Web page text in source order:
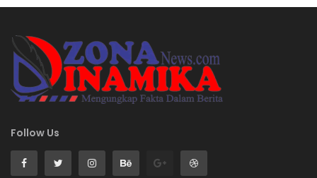
Follow Us